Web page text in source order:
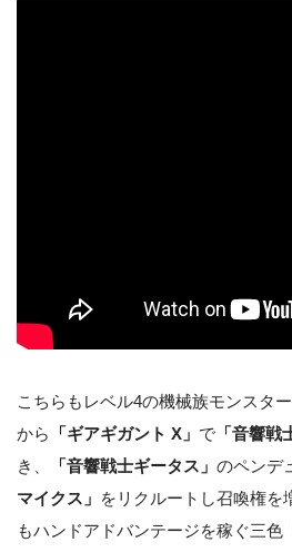
こちらもレベル4の機械族モンスタ
から
「ギアギガント X」 で 「音響戦
き、
「音響戦士ギータス」 のペンデ
マイクス」 をリクルートし召喚権を
もハンドアドバンテージを稼ぐ三色